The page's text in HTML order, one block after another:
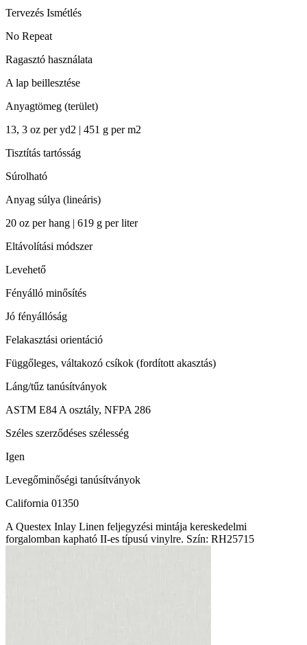
Tervezés Ismétlés
No Repeat
Ragasztó használata
A lap beillesztése
Anyagtömeg (terület)
13, 3 oz per yd2 | 451 g per m2
Tisztítás tartósság
Súrolható
Anyag súlya (lineáris)
20 oz per hang | 619 g per liter
Eltávolítási módszer
Levehető
Fényálló minősítés
Jó fényállóság
Felakasztási orientáció
Függőleges, váltakozó csíkok (fordított akasztás)
Láng/tűz tanúsítványok
ASTM E84 A osztály, NFPA 286
Széles szerződéses szélesség
Igen
Levegőminőségi tanúsítványok
California 01350
A Questex Inlay Linen feljegyzési mintája kereskedelmi
forgalomban kapható II-es típusú vinylre. Szín: RH25715